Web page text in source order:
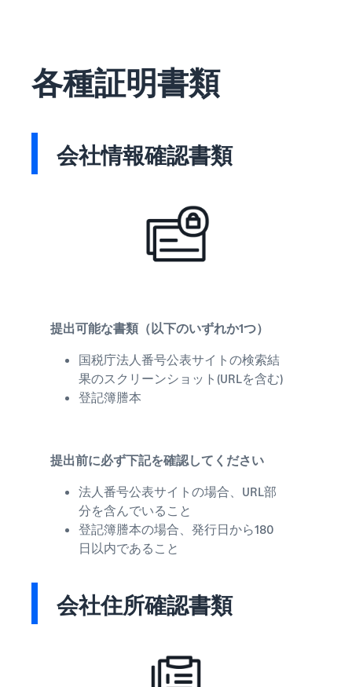
各種証明書類
会社情報確認書類
提出可能な書類（以下のいずれか1つ）
国税庁法人番号公表サイトの検索結
果のスクリーンショット(URLを含む)​
登記簿謄本
提出前に必ず下記を確認してください
法人番号公表サイトの場合、URL部
分を含んでいること​
登記簿謄本の場合、発行日から180
日以内であること​
会社住所確認書類